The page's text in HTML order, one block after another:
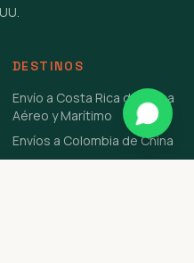
DESTINOS
Envío a Costa Rica de China
Aéreo y Marítimo
Envíos a Colombia de China